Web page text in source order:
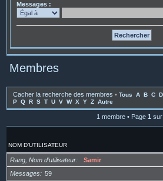
Messages :
Membres
Cacher la recherche des membres • Tous A B C D
P Q R S T U V W X Y Z Autre
1 membre • Page 1 sur
NOM D’UTILISATEUR
Rang, Nom d’utilisateur
Samir
Messages
59